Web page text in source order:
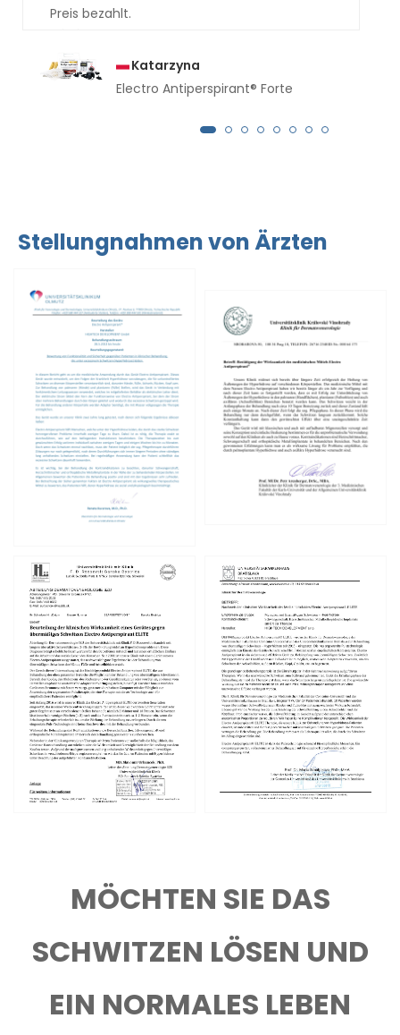
Preis bezahlt.
Katarzyna
Electro Antiperspirant® Forte
Stellungnahmen von Ärzten
MÖCHTEN SIE DAS
SCHWITZEN LÖSEN UND
EIN NORMALES LEBEN